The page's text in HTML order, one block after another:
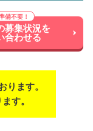
募集状況を
合わせる
ります。
す。